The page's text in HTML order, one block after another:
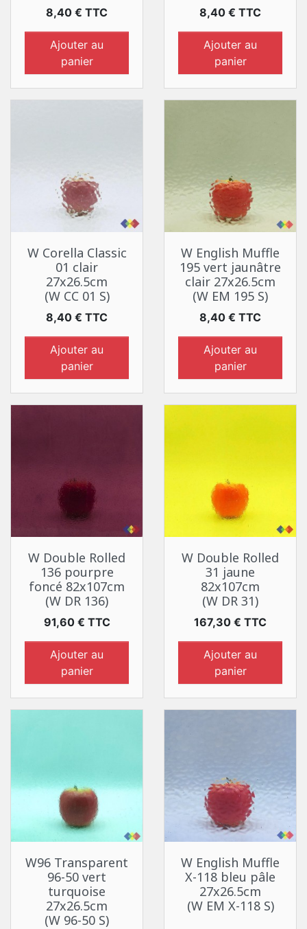
Prix
8,40 € TTC
Ajouter au
panier
Prix
8,40 € TTC
Ajouter au
panier
W Corella Classic
01 clair
27x26.5cm
(W CC 01 S)
Prix
8,40 € TTC
Ajouter au
panier
W English Muffle
195 vert jaunâtre
clair 27x26.5cm
(W EM 195 S)
Prix
8,40 € TTC
Ajouter au
panier
W Double Rolled
136 pourpre
foncé 82x107cm
(W DR 136)
Prix
91,60 € TTC
Ajouter au
panier
W Double Rolled
31 jaune
82x107cm
(W DR 31)
Prix
167,30 € TTC
Ajouter au
panier
W96 Transparent
96-50 vert
turquoise
27x26.5cm
(W 96-50 S)
W English Muffle
X-118 bleu pâle
27x26.5cm
(W EM X-118 S)